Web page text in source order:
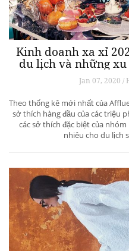
Kinh doanh xa xỉ
du lịch và những
ngành du
Jan 07, 2020 /
Theo thống kê mới nhất của
sở thích hàng đầu của các triệu
các sở thích đặc biệt của
nhiêu cho du lịch